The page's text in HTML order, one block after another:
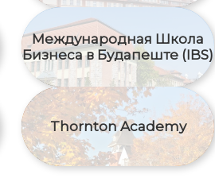
Международная Школа
Бизнеса в Будапеште (IBS)
Thornton Academy